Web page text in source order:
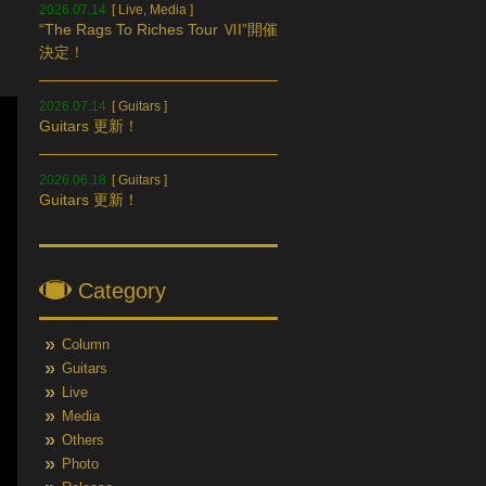
2026.07.14 [ Live, Media ]
“The Rags To Riches Tour ⅥI”開催
決定！
2026.07.14 [Guitars ]
Guitars 更新！
2026.06.18 [Guitars ]
Guitars 更新！
Category
Column
Guitars
Live
Media
Others
Photo